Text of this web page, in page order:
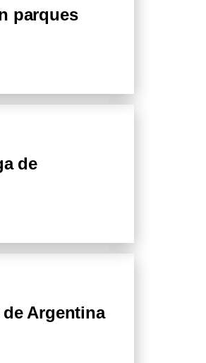
parques
de
Argentina